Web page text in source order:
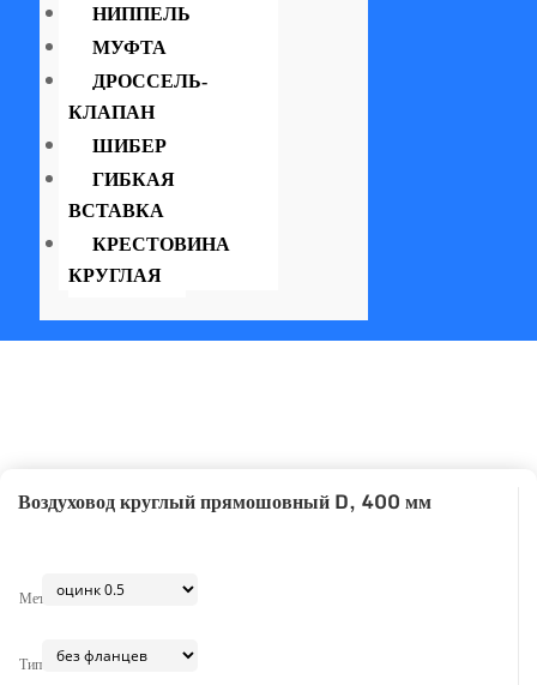
НИППЕЛЬ
МУФТА
ДРОССЕЛЬ-
КЛАПАН
ШИБЕР
ГИБКАЯ
ВСТАВКА
КРЕСТОВИНА
КРУГЛАЯ
Воздуховод круглый прямошовный D, 400 мм
Металл
Тип